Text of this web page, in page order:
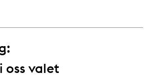
oss valet